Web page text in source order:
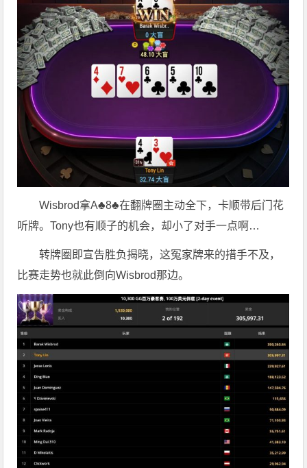
Wisbrod拿A♣8♣在翻牌圈主动全下，卡顺带后门花
听牌。Tony也有顺子的机会，却小了对手一点啊…
转牌圈即宣告胜负揭晓，这冤家牌来的措手不及，
比赛走势也就此倒向Wisbrod那边。